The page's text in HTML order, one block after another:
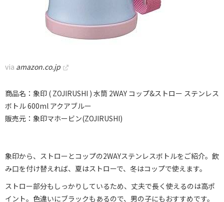
via amazon.co.jp
商品名：象印 ( ZOJIRUSHI ) 水筒 2WAY コップ&ストロー ステンレス
ボトル 600ml アクアブルー
販売元：象印マホービン(ZOJIRUSHI)
象印から、ストローとコップの2WAYステンレスボトルをご紹介。飲
み口を付け替えれば、夏はストローで、冬はコップで使えます。
ストロー部分もしっかりしているため、丈夫で長く使えるのは高ポ
イント。色違いにブラックもあるので、男の子にもおすすめです。